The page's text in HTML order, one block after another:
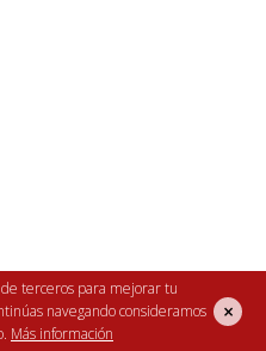
terceros para mejorar tu
navegando consideramos
Más información
×